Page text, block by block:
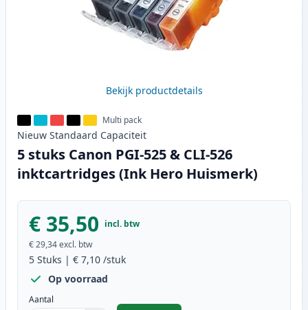
Bekijk productdetails
Multi pack
Nieuw Standaard Capaciteit
5 stuks Canon PGI-525 & CLI-526
inktcartridges (Ink Hero Huismerk)
€ 35,50 incl. btw
€ 29,34excl. btw
5 Stuks | € 7,10 /stuk
Op voorraad
Aantal